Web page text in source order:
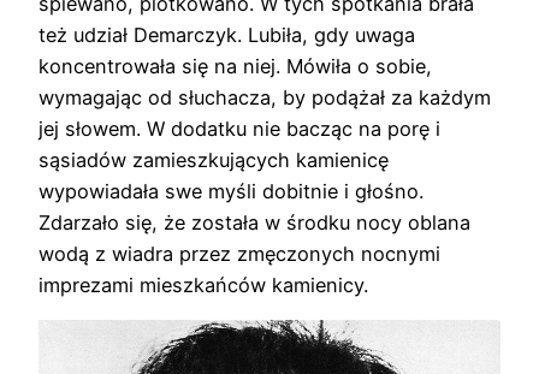
też udział Demarczyk. Lubiła, gdy uwaga
koncentrowała się na niej. Mówiła o sobie,
wymagając od słuchacza, by podążał za każdym
jej słowem. W dodatku nie bacząc na porę i
sąsiadów zamieszkujących kamienicę
wypowiadała swe myśli dobitnie i głośno.
Zdarzało się, że została w środku nocy oblana
wodą z wiadra przez zmęczonych nocnymi
imprezami mieszkańców kamienicy.